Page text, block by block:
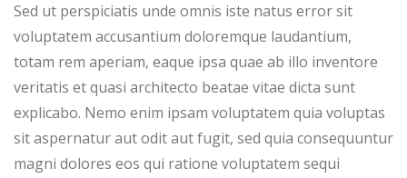
Sed ut perspiciatis unde omnis iste natus error sit
voluptatem accusantium doloremque laudantium,
totam rem aperiam, eaque ipsa quae ab illo inventore
veritatis et quasi architecto beatae vitae dicta sunt
explicabo. Nemo enim ipsam voluptatem quia voluptas
sit aspernatur aut odit aut fugit, sed quia consequuntur
magni dolores eos qui ratione voluptatem sequi